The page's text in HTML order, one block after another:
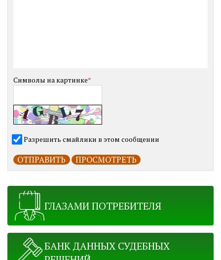
Символы на картинке*
Разрешить смайлики в этом сообщении
ГЛАЗАМИ ПОТРЕБИТЕЛЯ
БАНК ДАННЫХ СУДЕБНЫХ